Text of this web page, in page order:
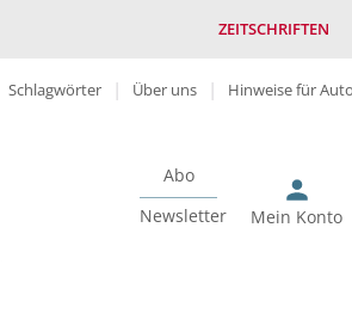
ZEITSCHRIFTEN
Schlagwörter Über uns Hinweise für
Abo
Newsletter
Mein Konto